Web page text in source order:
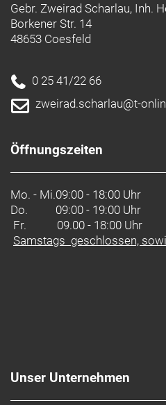
Gebr. Zweirad Scharlau, Inh.
Borkener Str. 14
48653 Coesfeld
0 25 41/22 66
zweirad.scharlau@t-
Öffnungszeiten
Mo. - Mi.09:00 - 18:00 Uhr
Do.
09:00 - 19:00 Uhr
Fr. 09.00 - 18:00 Uhr
Samstags geschlossen,
Unser Unternehmen